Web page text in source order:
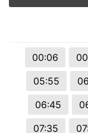
00:06
05:55
06:45
07:35